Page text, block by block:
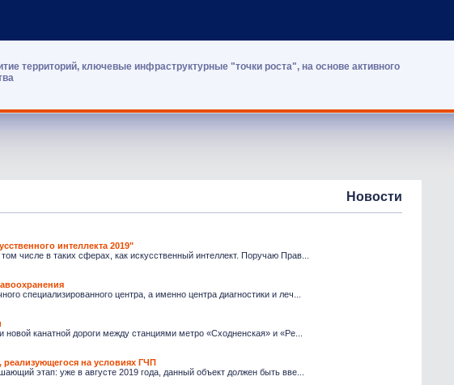
территорий, ключевые инфраструктурные "точки роста", на основе активного
Новости
интеллекта 2019"
в таких сферах, как искусственный интеллект. Поручаю Прав...
специализированного центра, а именно центра диагностики и леч...
канатной дороги между станциями метро «Сходненская» и «Ре...
реализующегося на условиях ГЧП
этап: уже в августе 2019 года, данный объект должен быть вве...